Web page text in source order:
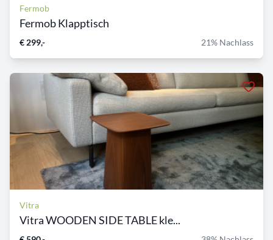
Fermob
Fermob Klapptisch
€ 299,- 21% Nachlass
Vitra
Vitra WOODEN SIDE TABLE kle...